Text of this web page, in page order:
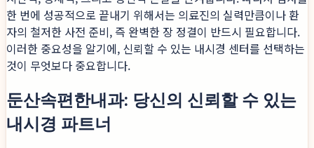
한 번에 성공적으로 끝내기 위해서는 의료진의 실력만큼이나 환
자의 철저한 사전 준비, 즉 완벽한 장 정결이 반드시 필요합니다.
이러한 중요성을 알기에, 신뢰할 수 있는 내시경 센터를 선택하는
것이 무엇보다 중요합니다.
둔산속편한내과: 당신의 신뢰할 수 있는
내시경 파트너